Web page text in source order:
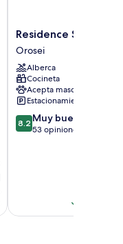
Residence
Sos
Alinos
Orosei
Residence Sos Alinos
Orosei
Alberca
Cocineta
Acepta mascotas
Estacionamiento gratis
8.2
de
8.2 Muy bueno
53 opiniones